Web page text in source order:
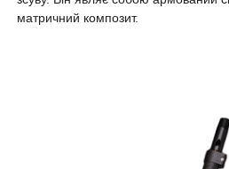
матричний композит.